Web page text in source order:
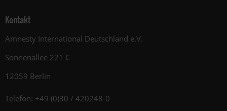
Kontakt
Amnesty International Deutschland e.V.
Sonnenallee 221 C
12059 Berlin
Telefon: +49 (0)30 / 420248-0